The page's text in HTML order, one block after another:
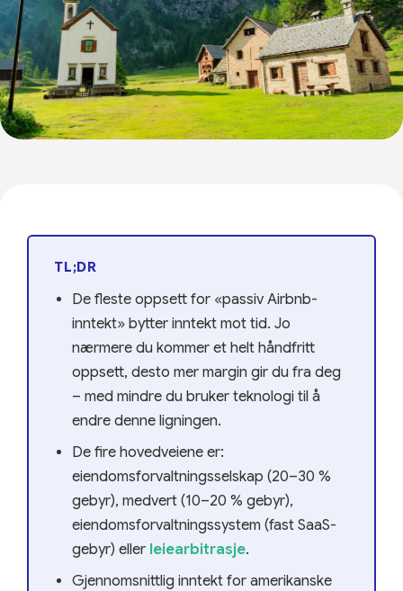
TL;DR
De fleste oppsett for «passiv Airbnb-
inntekt» bytter inntekt mot tid. Jo
nærmere du kommer et helt håndfritt
oppsett, desto mer margin gir du fra deg
– med mindre du bruker teknologi til å
endre denne ligningen.
De fire hovedveiene er:
eiendomsforvaltningsselskap (20–30 %
gebyr), medvert (10–20 % gebyr),
eiendomsforvaltningssystem (fast SaaS-
gebyr) eller leiearbitrasje.
Gjennomsnittlig inntekt for amerikanske